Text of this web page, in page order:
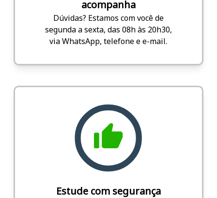
acompanha
Dúvidas? Estamos com você de
segunda a sexta, das 08h às 20h30,
via WhatsApp, telefone e e-mail.
Estude com segurança